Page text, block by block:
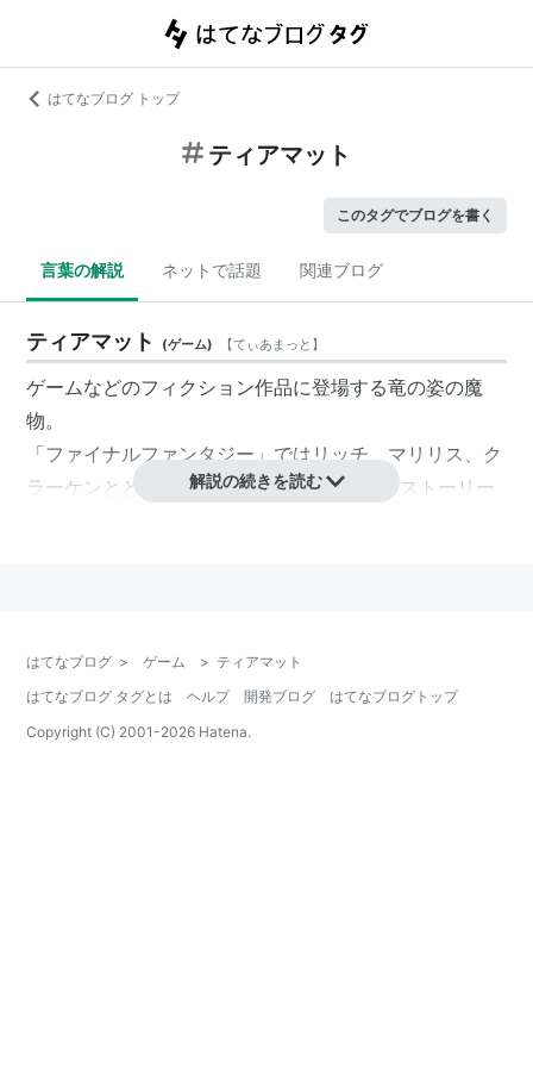
はてなブログ トップ
ティアマット
このタグでブログを書く
言葉の解説 ネットで話題 関連ブログ
ティアマット (ゲーム) 【てぃあまっと 】
ゲームなどのフィクション作品に登場する竜の姿の魔
物。
「ファイナルファンタジー」ではリッチ、 マリリス 、 ク
ラーケン とともに4体のカオスの一角をなすストーリー
FF1
浮遊城のボス。倒すと風のクリスタルを解放できる。過
去のカオス神殿でも戦う。
解説の続きを読む
はてなブログ > ゲーム > ティアマット
はてなブログ タグとは
ヘルプ 開発ブログ
はてなブログトップ
Copyright (C) 2001-2026 Hatena.